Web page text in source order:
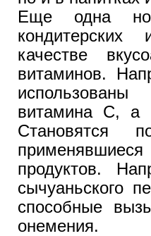
Еще одна
кондитерских
качестве
витаминов.
витамина С, а
Становятся
продуктов.
сычуаньского
способные
онемения.